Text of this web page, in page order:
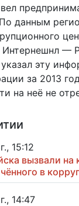
данным
Интернешнл —
эту
за 2013
на неё не
15:12
вызвали на
в
14:47